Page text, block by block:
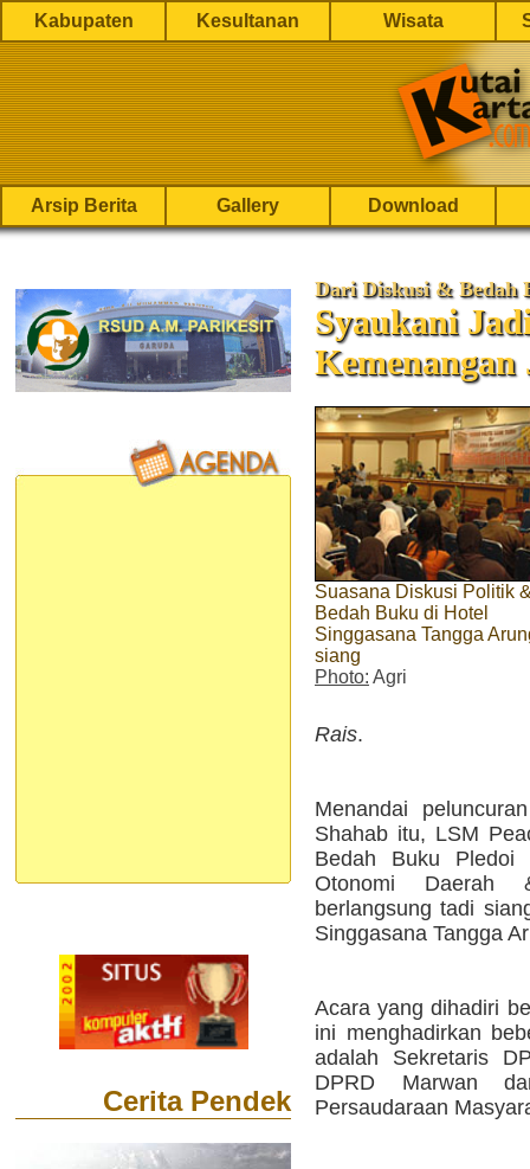
Kabupaten Kesultanan Wisata
Arsip Berita Gallery Download
Cerita Pendek
Dari Diskusi & Bedah
Syaukani
Suasana Diskusi Politik
Bedah Buku di Hotel
Singgasana Tangga
siang
Photo: Agri
Rais.
Menandai
Shahab itu, LSM
Bedah Buku Pledoi
Otonomi Daerah
berlangsung tadi
Singgasana Tangga
Acara yang dihadiri
ini menghadirkan
adalah Sekretaris
DPRD Marwan
Persaudaraan